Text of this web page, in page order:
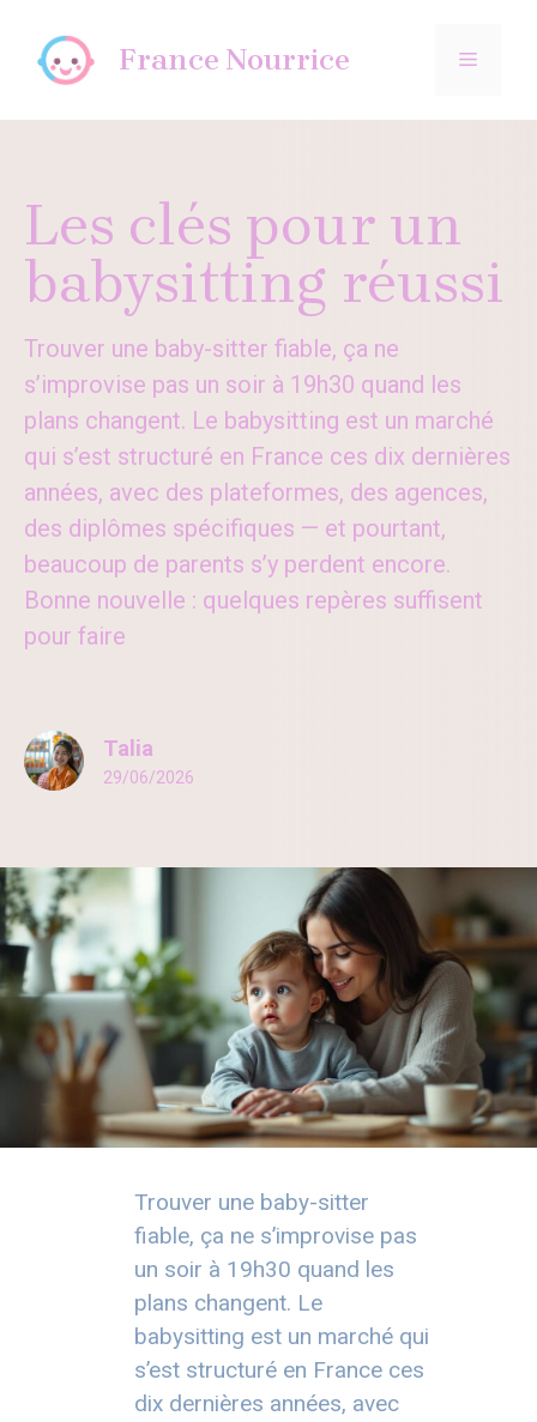
contenu
France Nourrice MENU
Les clés pour un
babysitting réussi
Trouver une baby-sitter fiable, ça ne
s’improvise pas un soir à 19h30 quand les
plans changent. Le babysitting est un marché
qui s’est structuré en France ces dix dernières
années, avec des plateformes, des agences,
des diplômes spécifiques — et pourtant,
beaucoup de parents s’y perdent encore.
Bonne nouvelle : quelques repères suffisent
pour faire
Talia
29/06/2026
Trouver une baby-sitter
fiable, ça ne s’improvise pas
un soir à 19h30 quand les
plans changent. Le
babysitting est un marché qui
s’est structuré en France ces
dix dernières années, avec